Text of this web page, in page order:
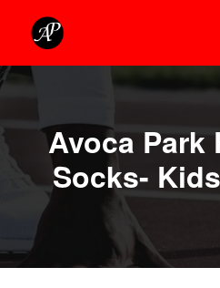
Avoca Park
Socks-